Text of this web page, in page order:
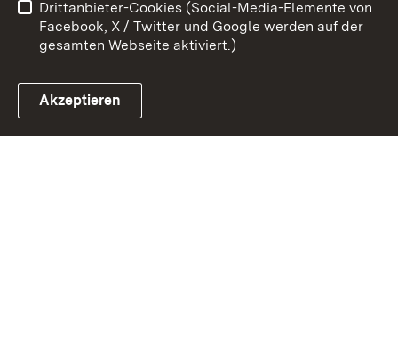
Link zum Landesportal
Impressum
Cookies
Drittanbieter-Cookies (Social-Media-Elemente von
Facebook, X / Twitter und Google werden auf der
gesamten Webseite aktiviert.)
Akzeptieren